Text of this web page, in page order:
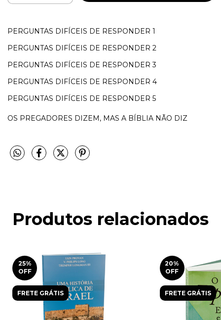
PERGUNTAS DIFÍCEIS DE RESPONDER 1
PERGUNTAS DIFÍCEIS DE RESPONDER 2
PERGUNTAS DIFÍCEIS DE RESPONDER 3
PERGUNTAS DIFÍCEIS DE RESPONDER 4
PERGUNTAS DIFÍCEIS DE RESPONDER 5
OS PREGADORES DIZEM, MAS A BÍBLIA NÃO DIZ
Produtos relacionados
25%
OFF
FRETE GRÁTIS
20%
OFF
FRETE GRÁTIS